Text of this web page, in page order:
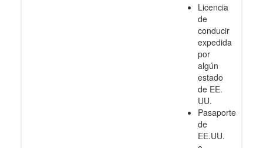
Licencia
de
conducir
expedida
por
algún
estado
de EE.
UU.
Pasaporte
de
EE.UU.